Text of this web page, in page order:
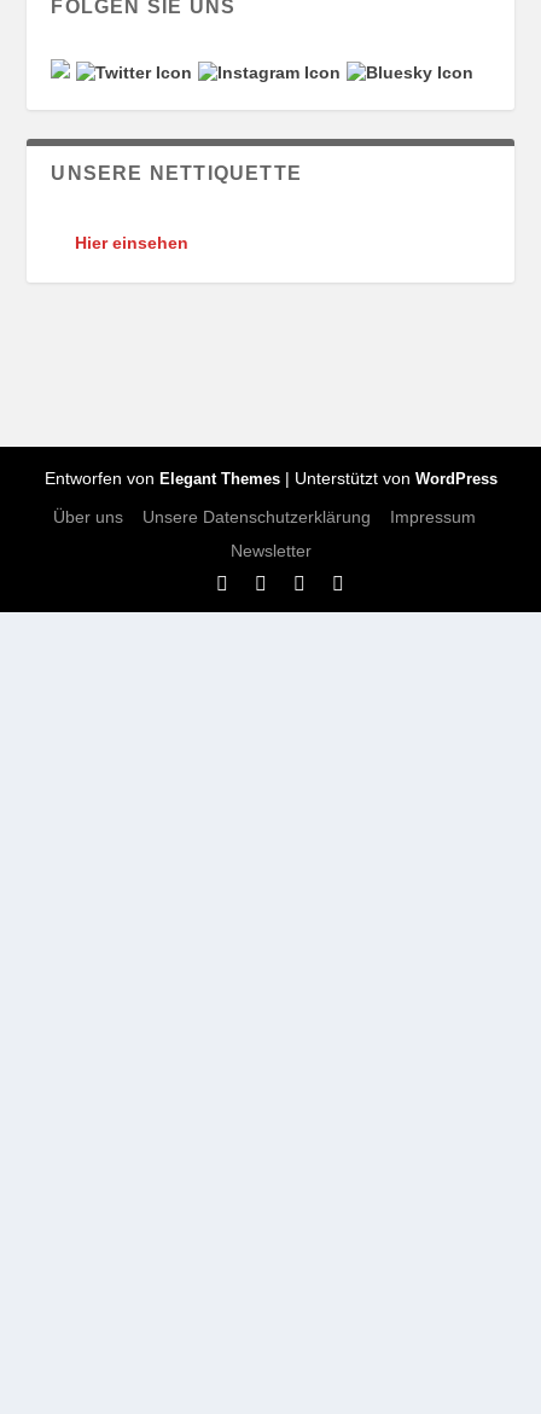
FOLGEN SIE UNS
UNSERE NETTIQUETTE
Hier einsehen
Entworfen von Elegant Themes| Unterstützt von WordPress
Über uns Unsere Datenschutzerklärung
Impressum
Newsletter